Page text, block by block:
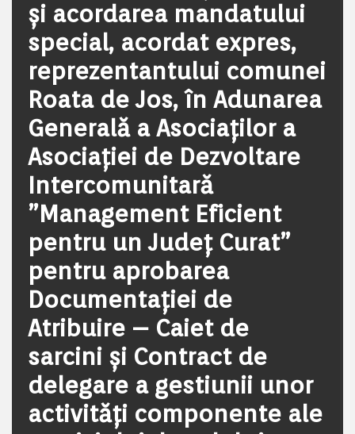
și acordarea mandatului
special, acordat expres,
reprezentantului comunei
Roata de Jos, în Adunarea
Generală a Asociaților a
Asociației de Dezvoltare
Intercomunitară
”Management Eficient
pentru un Județ Curat”
pentru aprobarea
Documentației de
Atribuire – Caiet de
sarcini și Contract de
delegare a gestiunii unor
activităţi componente ale